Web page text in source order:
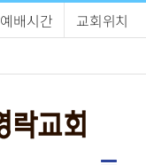
예배시간
교회위치